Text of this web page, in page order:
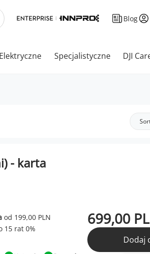
Blog
Specjalistyczne DJI
- karta
od 199,00 PLN
699,00
Dodaj